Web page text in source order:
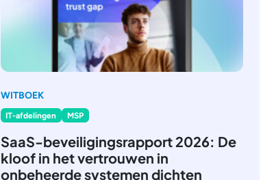
WITBOEK
IT-afdelingen MSP
SaaS-beveiligingsrapport 2026: De
kloof in het vertrouwen in
onbeheerde systemen dichten